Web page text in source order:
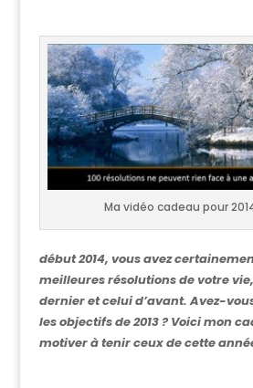
Ma vidéo cadeau pour
début 2014, vous avez
meilleures résolutions de votre
dernier et celui d’avant. Avez-
les objectifs de 2013 ? Voici mon
motiver à tenir ceux de cette